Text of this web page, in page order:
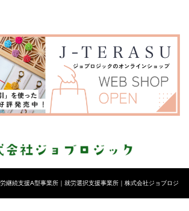
継続支援A型事業所｜就労選択支援事業所｜株式会社ジョブロジ